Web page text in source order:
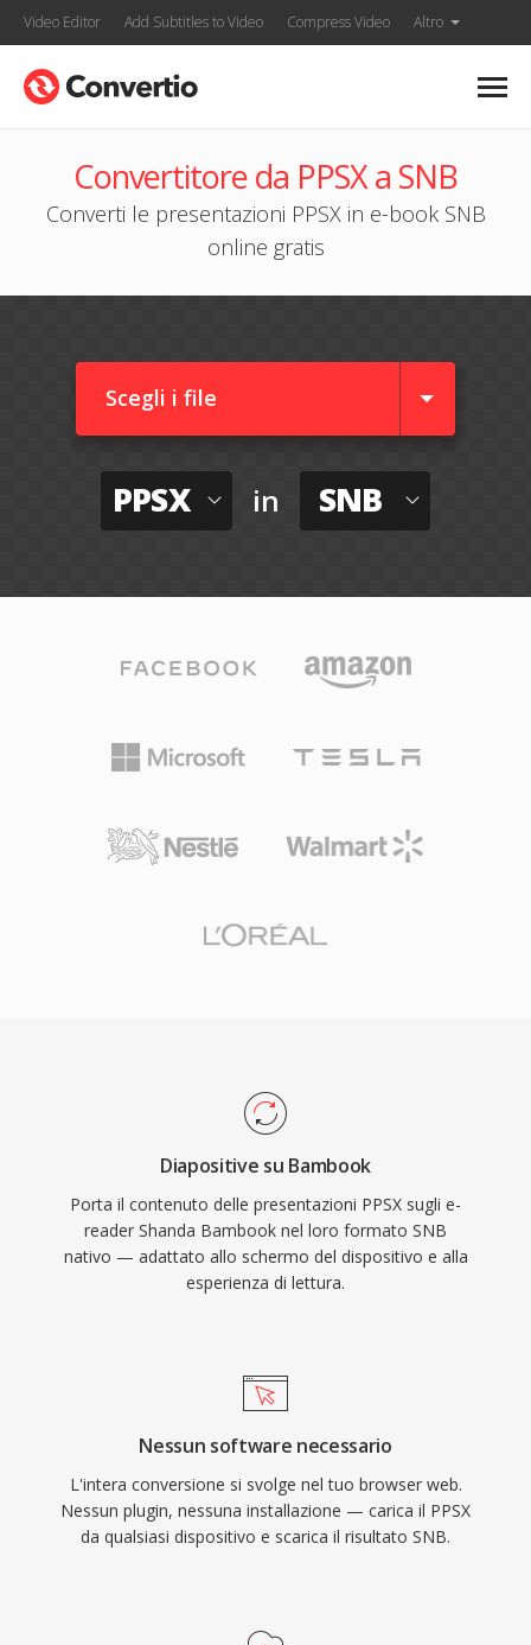
Video Editor Add Subtitles to Video Compress Video Altro
Convertitore da PPSX a SNB
Converti le presentazioni PPSX in e-book SNB
online gratis
Scegli i file
PPSX in SNB
Diapositive su Bambook
Porta il contenuto delle presentazioni PPSX sugli e-
reader Shanda Bambook nel loro formato SNB
nativo — adattato allo schermo del dispositivo e alla
esperienza di lettura.
Nessun software necessario
L'intera conversione si svolge nel tuo browser web.
Nessun plugin, nessuna installazione — carica il PPSX
da qualsiasi dispositivo e scarica il risultato SNB.